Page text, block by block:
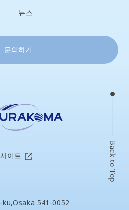
Back to Top
이트
541-0052
뉴스
문의하기